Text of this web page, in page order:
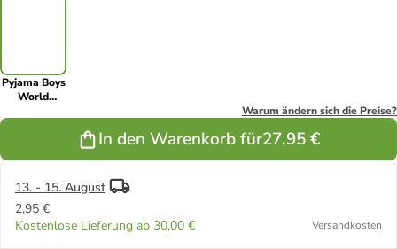
Pyjama Boys
World
Warum ändern sich die Preise?
In den Warenkorb für27,95 €
13. - 15. August
2,95 €
Kostenlose Lieferung ab 30,00 €
Versandkosten